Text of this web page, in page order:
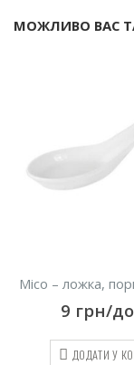
МОЖЛИВО ВАС
Місо – ложка,
9 грн/
ДОДАТИ У